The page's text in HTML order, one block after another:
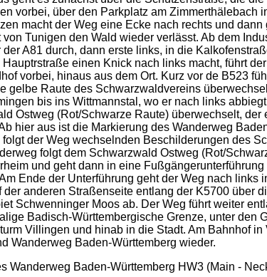
vorbei, über den Parkplatz am Zimmerthälebach
macht der Weg eine Ecke nach rechts und
Tunigen den Wald wieder verlässt. Ab dem
A81 durch, dann erste links, in die
einen Knick nach links macht, führt
vorbei, hinaus aus dem Ort. Kurz vor de B523
gelbe Raute des Schwarzwaldvereins
bis ins Wittmannstal, wo er nach links
Ostweg (Rot/Schwarze Raute) überwechselt, der
hier aus ist die Markierung des Wanderweg
der Weg wechselnden Beschilderungen des
folgt dem Schwarzwald Ostweg (Rot/
und geht dann in eine
Ende der Unterführung geht der Weg nach links
der anderen Straßenseite entlang der K5700 über
Schwenninger Moos ab. Der Weg führt weiter
Badisch-Württembergische Grenze, unter den
Villingen und hinab in die Stadt. Am Bahnhof
Wanderweg Baden-Württemberg wieder.
Wanderweg Baden-Württemberg HW3 (Main -